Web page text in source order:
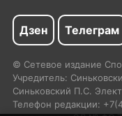
Дзен Телеграм
© Сетевое издание
Учредитель:
Синьковский П.С.
Телефон редакции: